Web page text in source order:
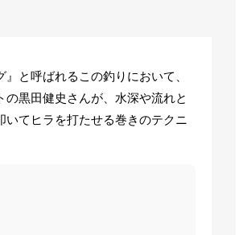
と呼ばれるこの釣りにおいて、
黒田健史さんが、水深や流れと
てヒラを打たせる巻きのテクニ